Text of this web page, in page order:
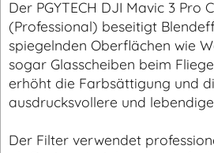
Optimiere deine Aufnahmen
Der PGYTECH DJI Mavic 3 Pro
(Professional) beseitigt
spiegelnden Oberflächen wie
sogar Glasscheiben beim
erhöht die Farbsättigung und